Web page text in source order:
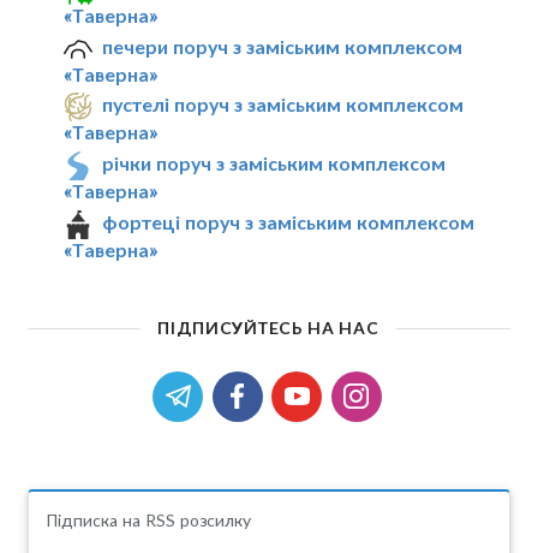
«Таверна»
печери поруч з заміським комплексом
«Таверна»
пустелі поруч з заміським комплексом
«Таверна»
річки поруч з заміським комплексом
«Таверна»
фортеці поруч з заміським комплексом
«Таверна»
ПІДПИСУЙТЕСЬ НА НАС
Підписка на RSS розсилку